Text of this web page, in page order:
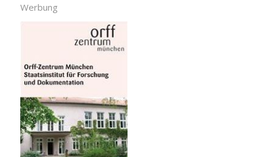
Werbung